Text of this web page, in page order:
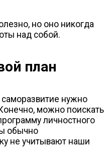
но оно никогда
над собой.
план
нужно
можно поискать
личностного
обычно
не учитывают наши